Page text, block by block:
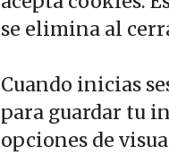
se elimina al
Cuando inicias
para guardar tu
opciones de